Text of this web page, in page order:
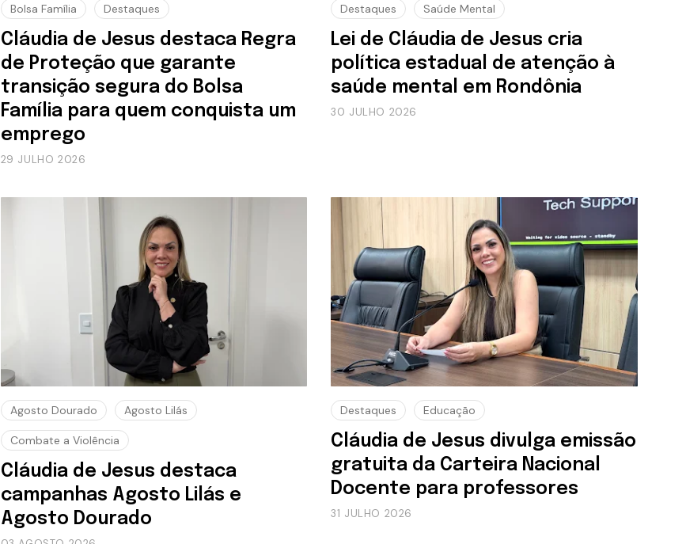
Bolsa Família Destaques
Cláudia de Jesus destaca Regra
de Proteção que garante
transição segura do Bolsa
Família para quem conquista um
emprego
29 JULHO 2026
Destaques Saúde Mental
Lei de Cláudia de Jesus cria
política estadual de atenção à
saúde mental em Rondônia
30 JULHO 2026
Agosto Dourado Agosto Lilás
Combate a Violência
Cláudia de Jesus destaca
campanhas Agosto Lilás e
Agosto Dourado
Destaques Educação
Cláudia de Jesus divulga emissão
gratuita da Carteira Nacional
Docente para professores
31 JULHO 2026